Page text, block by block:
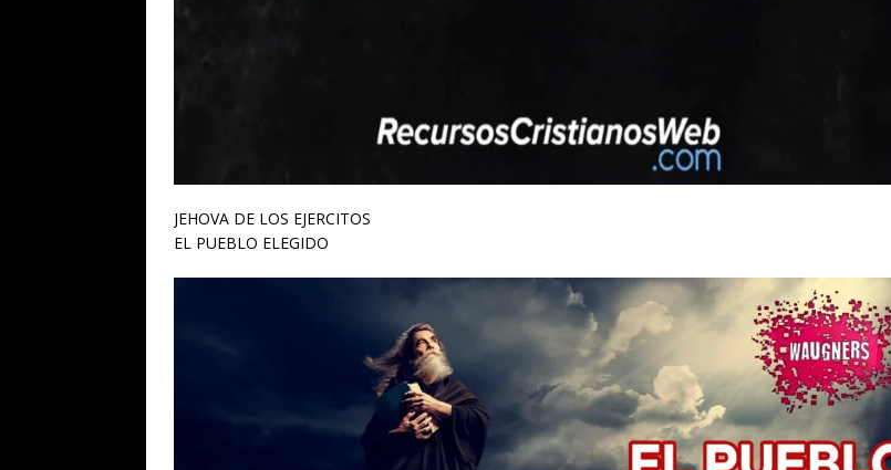
JEHOVA DE LOS EJERCITOS
EL PUEBLO ELEGIDO